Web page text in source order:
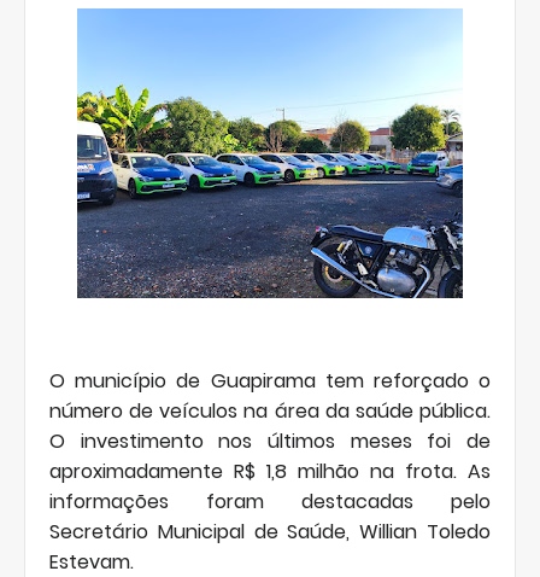
O município de Guapirama tem reforçado o
número de veículos na área da saúde pública.
O investimento nos últimos meses foi de
aproximadamente R$ 1,8 milhão na frota. As
informações foram destacadas pelo
Secretário Municipal de Saúde, Willian Toledo
Estevam.